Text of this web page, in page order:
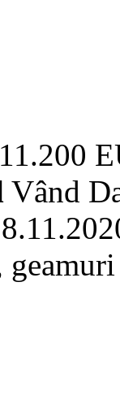
11.200
Vând